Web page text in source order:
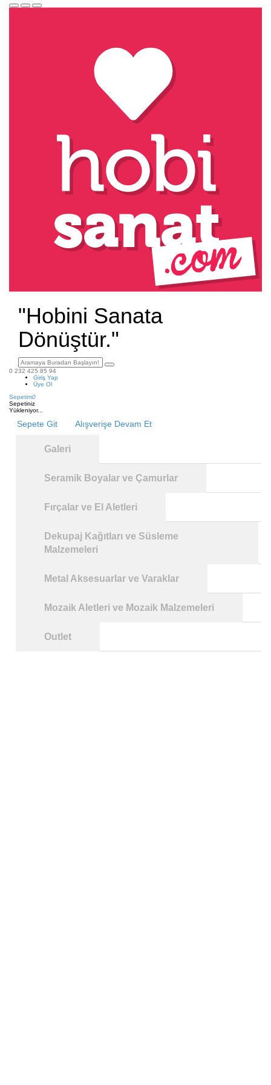
"Hobini Sanata
Dönüştür."
0 232 425 85 94
Giriş Yap
Üye Ol
Sepetim0
Sepetiniz
Yükleniyor...
Sepete Git Alışverişe Devam Et
Galeri
Seramik Boyalar ve Çamurlar
Fırçalar ve El Aletleri
Dekupaj Kağıtları ve Süsleme
Malzemeleri
Metal Aksesuarlar ve Varaklar
Mozaik Aletleri ve Mozaik Malzemeleri
Outlet